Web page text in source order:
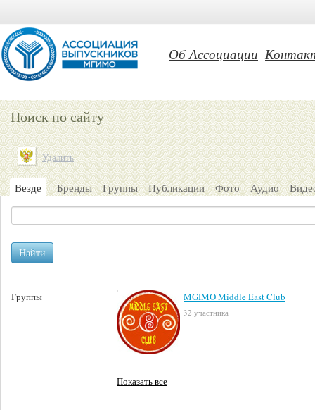
Об Ассоциации
Поиск по сайту
Удалить
Везде Бренды Группы Публикации Фото Аудио
Найти
Группы MGIMO Middle East Club
32 участника
Показать все